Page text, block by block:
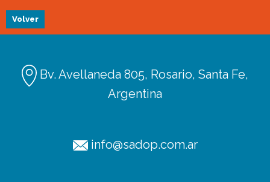
Volver
Bv. Avellaneda 805, Rosario, Santa Fe,
Argentina
info@sadop.com.ar